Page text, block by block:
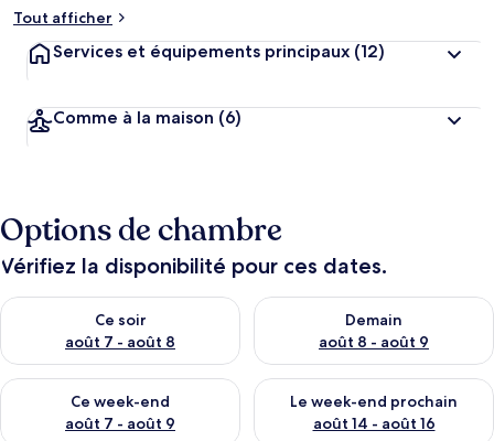
Tout afficher
Services et équipements principaux (12)
Comme à la maison (6)
Options de chambre
Vérifiez la disponibilité pour ces dates.
Ce soir
août 7 - août 8
Vérifier la disponibilité pour ce soir août 7 - août 8
Demain
août 8 - août 9
Vérifier la disponibilité pour
Ce week-end
août 7 - août 9
Vérifier la disponibilité pour ce week-end août 7 - août 9
Le week-end prochain
août 14 - août 16
Vérifier la disponibilité pour